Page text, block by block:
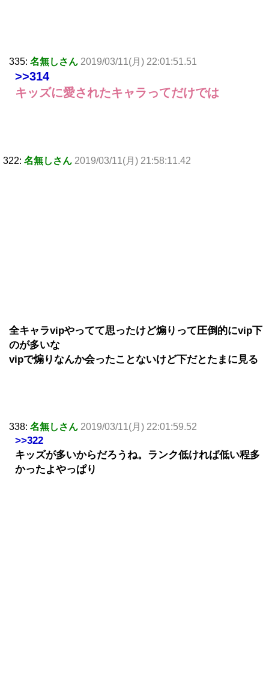
335: 名無しさん 2019/03/11(月) 22:01:51.51
>>314
キッズに愛されたキャラってだけでは
322: 名無しさん 2019/03/11(月) 21:58:11.42
全キャラvipやってて思ったけど煽りって圧倒的にvip下
のが多いな
vipで煽りなんか会ったことないけど下だとたまに見る
338: 名無しさん 2019/03/11(月) 22:01:59.52
>>322
キッズが多いからだろうね。ランク低ければ低い程多
かったよやっぱり